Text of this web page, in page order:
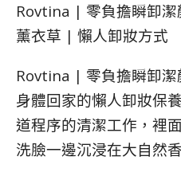
Rovtina | 零負擔瞬卸
薰衣草 | 懶人卸妝方式
Rovtina | 零負擔瞬卸潔
身體回家的懶人卸妝保
道程序的清潔工作，裡
洗臉一邊沉浸在大自然